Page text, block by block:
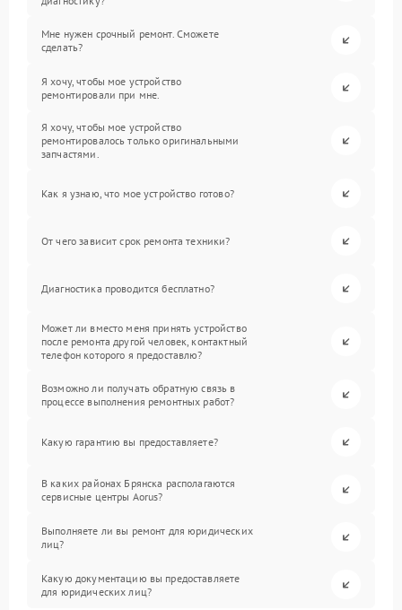
Мне нужен срочный ремонт. Сможете
сделать?
Я хочу, чтобы мое устройство
ремонтировали при мне.
Я хочу, чтобы мое устройство
ремонтировалось только оригинальными
запчастями.
Как я узнаю, что мое устройство готово?
От чего зависит срок ремонта техники?
Диагностика проводится бесплатно?
Может ли вместо меня принять устройство
после ремонта другой человек, контактный
телефон которого я предоставлю?
Возможно ли получать обратную связь в
процессе выполнения ремонтных работ?
Какую гарантию вы предоставляете?
В каких районах Брянска располагаются
сервисные центры Aorus?
Выполняете ли вы ремонт для юридических
лиц?
Какую документацию вы предоставляете
для юридических лиц?